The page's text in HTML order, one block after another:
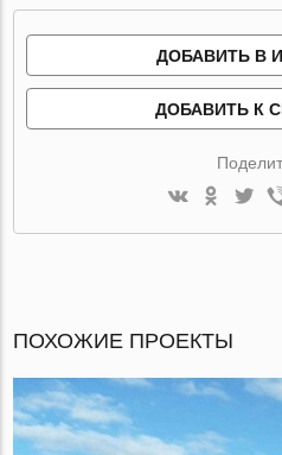
ДОБАВИТЬ В
ДОБАВИТЬ К
ПОХОЖИЕ ПРОЕКТЫ